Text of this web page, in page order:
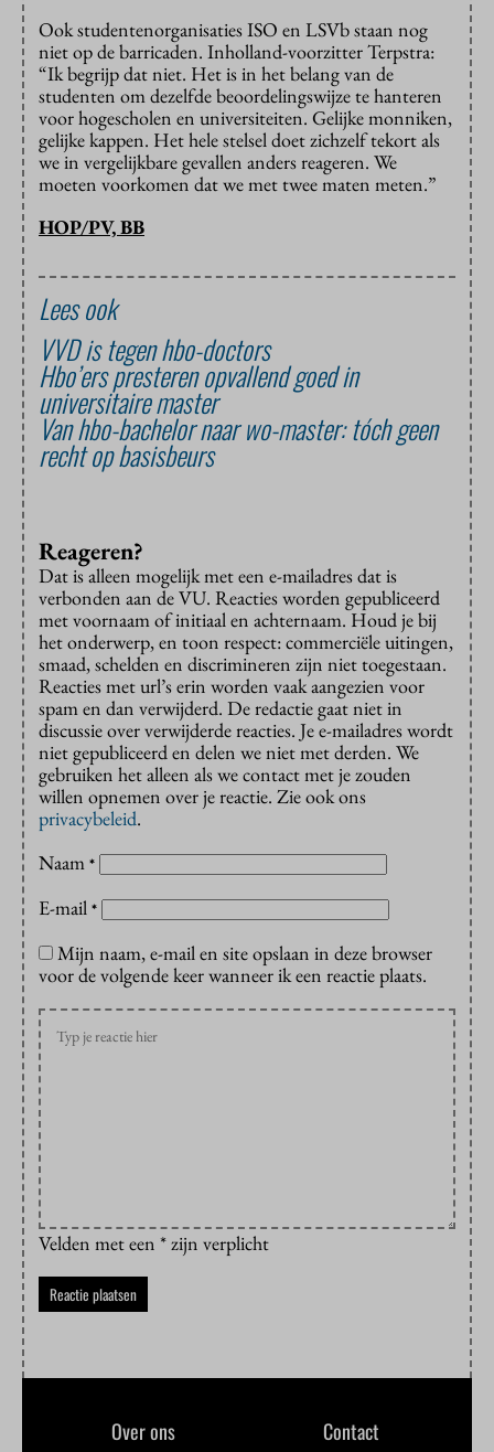
Ook studentenorganisaties ISO en LSVb staan nog
niet op de barricaden. Inholland-voorzitter Terpstra:
“Ik begrijp dat niet. Het is in het belang van de
studenten om dezelfde beoordelingswijze te hanteren
voor hogescholen en universiteiten. Gelijke monniken,
gelijke kappen. Het hele stelsel doet zichzelf tekort als
we in vergelijkbare gevallen anders reageren. We
moeten voorkomen dat we met twee maten meten.”
HOP/PV, BB
Lees ook
VVD is tegen hbo-doctors
Hbo’ers presteren opvallend goed in
universitaire master
Van hbo-bachelor naar wo-master: tóch geen
recht op basisbeurs
Reageren?
Dat is alleen mogelijk met een e-mailadres dat is
verbonden aan de VU. Reacties worden gepubliceerd
met voornaam of initiaal en achternaam. Houd je bij
het onderwerp, en toon respect: commerciële uitingen,
smaad, schelden en discrimineren zijn niet toegestaan.
Reacties met url’s erin worden vaak aangezien voor
spam en dan verwijderd. De redactie gaat niet in
discussie over verwijderde reacties. Je e-mailadres wordt
niet gepubliceerd en delen we niet met derden. We
gebruiken het alleen als we contact met je zouden
willen opnemen over je reactie. Zie ook ons
privacybeleid.
Naam *
E-mail *
Mijn naam, e-mail en site opslaan in deze browser
voor de volgende keer wanneer ik een reactie plaats.
Velden met een * zijn verplicht
Over ons Contact